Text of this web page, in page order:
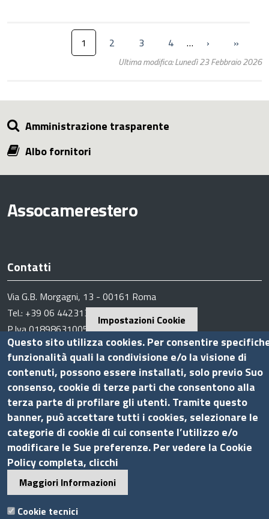
1 2 3 4 … › »
Ultima modifica: Lunedì 23 Febbraio 2026
Amministrazione trasparente
Albo fornitori
Assocamerestero
Contatti
Via G.B. Morgagni, 13 - 00161 Roma
Tel.: +39 06 44231314
P.Iva 01898631005
C.F. 07888290587
Pecinfo.assocamerestero@legalmail.it
info@assocamerestero.it
dpo@assocamerestero.it
Seguici su
Sito web
Accesso INTRANET
Impostazioni Cookie
Questo sito utilizza cookies. Per consentire
funzionalità quali la condivisione e/o la visione di
contenuti, possono essere installati, solo previo Suo
consenso, cookie di terze parti che consentono alla
terza parte di profilare gli utenti. Tramite questo
banner, può accettare tutti i cookies, selezionare le
categorie di cookie di cui consente l’utilizzo e/o
modificare le Sue preferenze. Per vedere la Cookie
Policy completa, clicchi
Maggiori Informazioni
Cookie tecnici